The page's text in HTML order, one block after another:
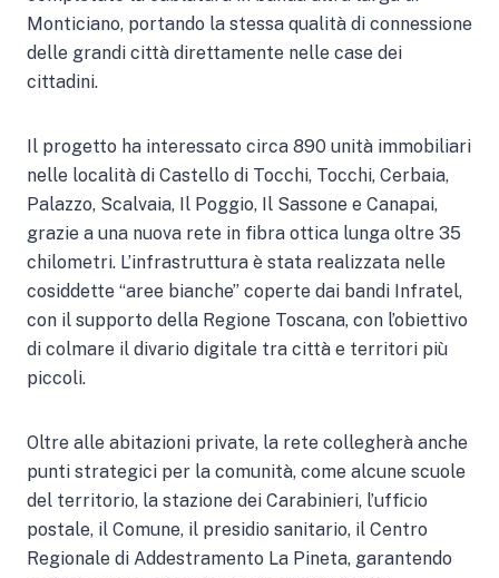
Monticiano, portando la stessa qualità di connessione
delle grandi città direttamente nelle case dei
cittadini.
Il progetto ha interessato circa 890 unità immobiliari
nelle località di Castello di Tocchi, Tocchi, Cerbaia,
Palazzo, Scalvaia, Il Poggio, Il Sassone e Canapai,
grazie a una nuova rete in fibra ottica lunga oltre 35
chilometri. L’infrastruttura è stata realizzata nelle
cosiddette “aree bianche” coperte dai bandi Infratel,
con il supporto della Regione Toscana, con l’obiettivo
di colmare il divario digitale tra città e territori più
piccoli.
Oltre alle abitazioni private, la rete collegherà anche
punti strategici per la comunità, come alcune scuole
del territorio, la stazione dei Carabinieri, l’ufficio
postale, il Comune, il presidio sanitario, il Centro
Regionale di Addestramento La Pineta, garantendo